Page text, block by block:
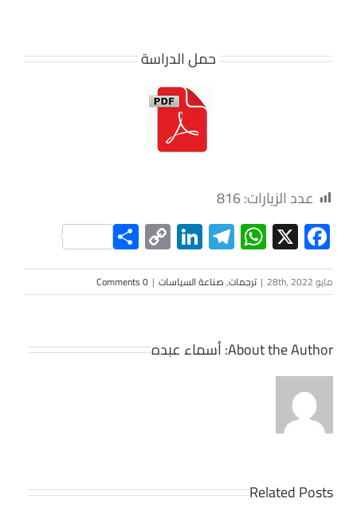
حمل الدراسة
عدد الزيارات:816
Facebook
X
WhatsApp
Telegram
LinkedIn
Copy
Link
Share
مايو 28th, 2022 | ترجمات,صناعة السياسات |
0 Comments
About the Author: أسماء عبده
Related Posts